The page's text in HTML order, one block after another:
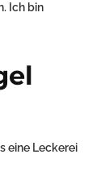
Ich bin
eine Leckerei